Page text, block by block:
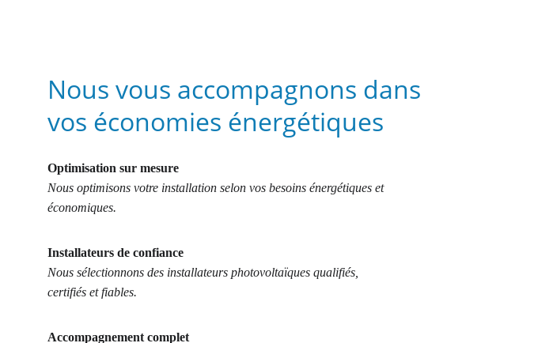
Nous vous accompagnons dans
vos économies énergétiques
Optimisation sur mesure
Nous optimisons votre installation selon vos besoins énergétiques et
économiques.
Installateurs de confiance
Nous sélectionnons des installateurs photovoltaïques qualifiés,
certifiés et fiables.
Accompagnement complet